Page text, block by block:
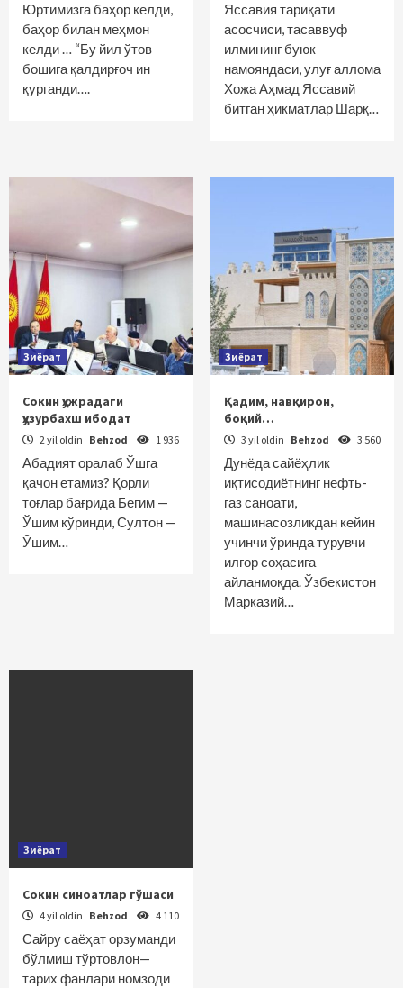
Юртимизга баҳор келди,
баҳор билан меҳмон
келди … “Бу йил ўтов
бошига қалдирғоч ин
қурганди….
Яссавия тариқати
асосчиси, тасаввуф
илмининг буюк
намояндаси, улуғ аллома
Хожа Аҳмад Яссавий
битган ҳикматлар Шарқ…
Зиёрат
Сокин ҳужрадаги
ҳузурбахш ибодат
2 yil oldin Behzod 1 936
Абадият оралаб Ўшга
қачон етамиз? Қорли
тоғлар бағрида Бегим —
Ўшим кўринди, Султон —
Ўшим…
Зиёрат
Қадим, навқирон,
боқий…
3 yil oldin Behzod 3 560
Дунёда сайёҳлик
иқтисодиётнинг нефть-
газ саноати,
машинасозликдан кейин
учинчи ўринда турувчи
илғор соҳасига
айланмоқда. Ўзбекистон
Марказий…
Зиёрат
Сокин синоатлар гўшаси
4 yil oldin Behzod 4 110
Сайру саёҳат орзуманди
бўлмиш тўртовлон—
тарих фанлари номзоди